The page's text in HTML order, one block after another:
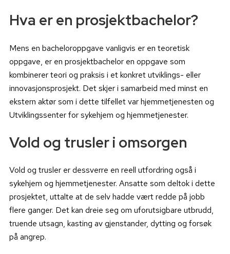
Hva er en prosjektbachelor?
Mens en bacheloroppgave vanligvis er en teoretisk
oppgave, er en prosjektbachelor en oppgave som
kombinerer teori og praksis i et konkret utviklings- eller
innovasjonsprosjekt. Det skjer i samarbeid med minst en
ekstern aktør som i dette tilfellet var hjemmetjenesten og
Utviklingssenter for sykehjem og hjemmetjenester.
Vold og trusler i omsorgen
Vold og trusler er dessverre en reell utfordring også i
sykehjem og hjemmetjenester. Ansatte som deltok i dette
prosjektet, uttalte at de selv hadde vært redde på jobb
flere ganger. Det kan dreie seg om uforutsigbare utbrudd,
truende utsagn, kasting av gjenstander, dytting og forsøk
på angrep.